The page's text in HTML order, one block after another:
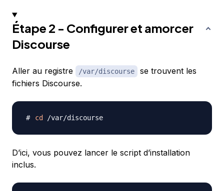
Étape 2 - Configurer et amorcer
Discourse
Aller au registre /var/discourse
se trouvent les
fichiers Discourse.
cd
D’ici, vous pouvez lancer le script d’installation
inclus.